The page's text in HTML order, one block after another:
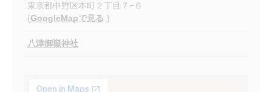
東京都中野区本町２丁目７−６
(GoogleMapで見る )
八津御嶽神社